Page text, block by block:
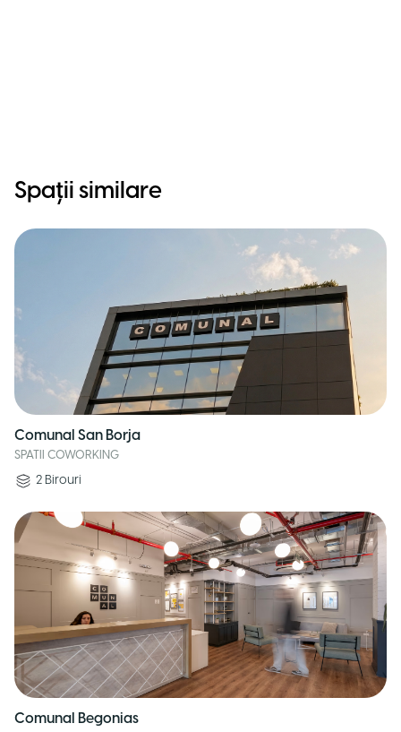
Spații similare
Comunal San Borja
SPATII COWORKING
2 Birouri
Comunal Begonias